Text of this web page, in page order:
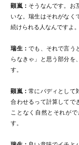
顕嵐： そうなんです。お
いな。瑞生はそれがなく
続けられる人なんですよ。
瑞生：でも、それで言う
らなきゃ」と思う部分を
す。
顕嵐：常にバディとして
合わせるって計算してで
ことなく自然とそれが
す。